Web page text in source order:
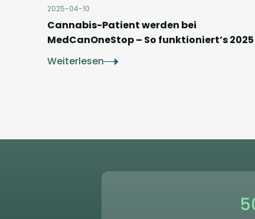
2025-04-10
Cannabis-Patient werden bei
MedCanOneStop – So funktioniert’s 2025
Weiterlesen